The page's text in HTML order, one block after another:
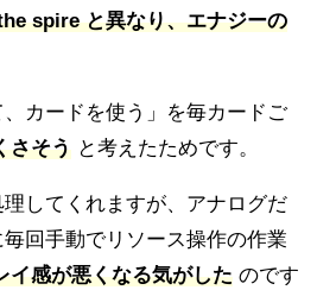
spire と異なり、エナジーの
、カードを使う」を毎カードご
さそう と考えたためです。
してくれますが、アナログだ
回手動でリソース操作の作業
イ感が悪くなる気がした のです